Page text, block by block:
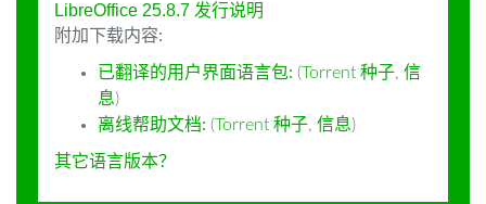
LibreOffice 25.8.7 发行说明
附加下载内容:
已翻译的用户界面语言包: (Torrent 种子, 信
息)
离线帮助文档: (Torrent 种子, 信息)
其它语言版本？